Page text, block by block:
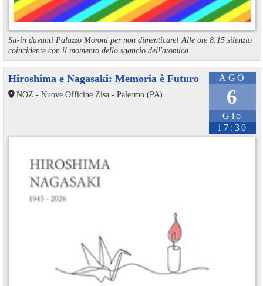
Sit-in davanti Palazzo Moroni per non dimenticare! Alle ore 8:15 silenzio
coincidente con il momento dello sgancio dell'atomica
AGO
6
Gio
17:30
Hiroshima e Nagasaki: Memoria è Futuro
NOZ - Nuove Officine Zisa - Palermo (PA)